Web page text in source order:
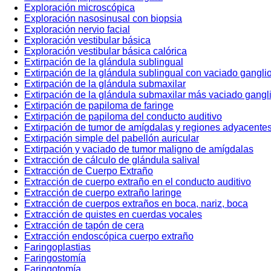
Exploración microscópica
Exploración nasosinusal con biopsia
Exploración nervio facial
Exploración vestibular básica
Exploración vestibular básica calórica
Extirpación de la glándula sublingual
Extirpación de la glándula sublingual con vaciado
Extirpación de la glándula submaxilar
Extirpación de la glándula submaxilar más vaciado
Extirpación de papiloma de faringe
Extirpación de papiloma del conducto auditivo
Extirpación de tumor de amígdalas y regiones
Extirpación simple del pabellón auricular
Extirpación y vaciado de tumor maligno de amígdalas
Extracción de cálculo de glándula salival
Extracción de Cuerpo Extraño
Extracción de cuerpo extraño en el conducto auditivo
Extracción de cuerpo extraño laringe
Extracción de cuerpos extraños en boca, nariz, boca
Extracción de quistes en cuerdas vocales
Extracción de tapón de cera
Extracción endoscópica cuerpo extraño
Faringoplastias
Faringostomía